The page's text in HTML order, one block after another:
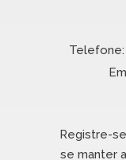
Telefone:
Registre-
se manter